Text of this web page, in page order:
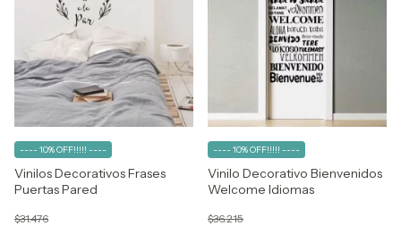
Vinilos Decorativos Frases
Puertas Pared
$31.476
---- 10% OFF!!!!! ----
Vinilo Decorativo Bienvenidos
Welcome Idiomas
$36.215
---- 10% OFF!!!!! ----